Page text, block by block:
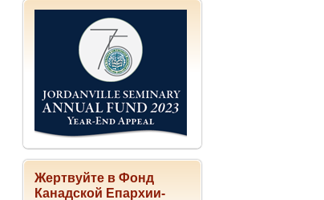
Жертвуйте в Фонд
Канадской Епархии-